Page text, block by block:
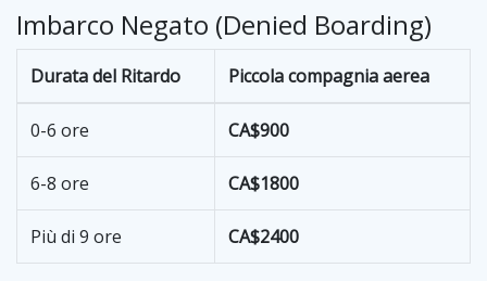
Imbarco Negato (Denied Boarding)
Durata del Ritardo Piccola compagnia aerea
0-6 ore CA$900
6-8 ore CA$1800
Più di 9 ore CA$2400